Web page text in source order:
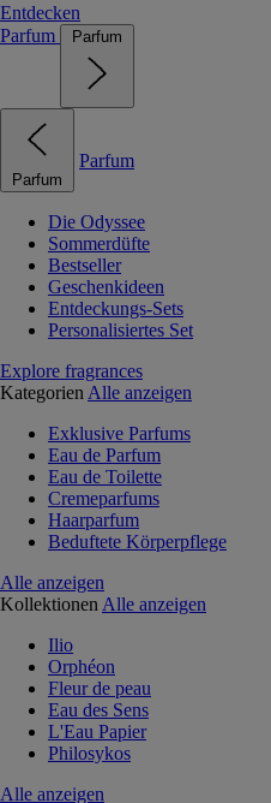
Entdecken
Parfum
Parfum
Parfum
Parfum
Die Odyssee
Sommerdüfte
Bestseller
Geschenkideen
Entdeckungs-Sets
Personalisiertes Set
Explore fragrances
Kategorien Alle anzeigen
Exklusive Parfums
Eau de Parfum
Eau de Toilette
Cremeparfums
Haarparfum
Beduftete Körperpflege
Alle anzeigen
Kollektionen Alle anzeigen
Ilio
Orphéon
Fleur de peau
Eau des Sens
L'Eau Papier
Philosykos
Alle anzeigen